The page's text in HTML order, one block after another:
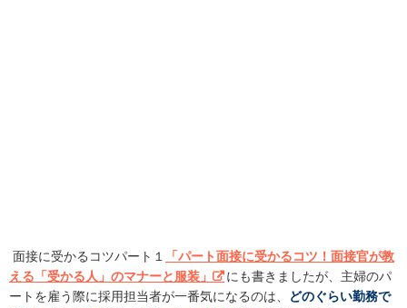
面接に受かるコツパート１
「パート面接に受かるコツ！面接官が教
える「受かる人」のマナーと服装」
にも書きましたが、主婦のパ
ートを雇う際に採用担当者が一番気になるのは、
どのぐらい勤務で